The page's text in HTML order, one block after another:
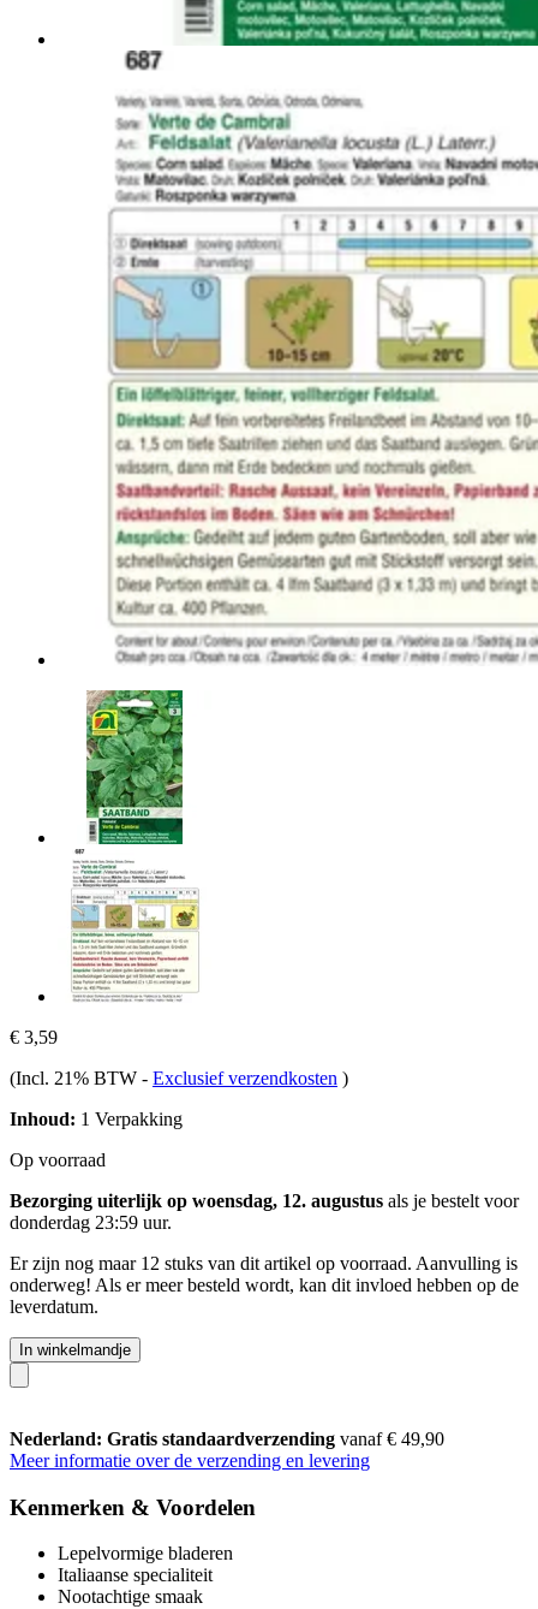
€ 3,59
(Incl. 21% BTW - Exclusief verzendkosten )
Inhoud: 1 Verpakking
Op voorraad
Bezorging uiterlijk op woensdag, 12. augustus als je bestelt voor
donderdag 23:59 uur.
Er zijn nog maar 12 stuks van dit artikel op voorraad. Aanvulling is
onderweg! Als er meer besteld wordt, kan dit invloed hebben op de
leverdatum.
In winkelmandje
Nederland: Gratis standaardverzending vanaf € 49,90
Meer informatie over de verzending en levering
Kenmerken & Voordelen
Lepelvormige bladeren
Italiaanse specialiteit
Nootachtige smaak